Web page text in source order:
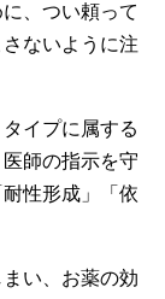
、つい頼って
ないように注
イプに属する
師の指示を守
性形成」「依
い、お薬の効